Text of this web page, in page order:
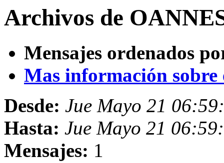
Archivos de
Mensajes ordenados
Mas información sobre
Desde: Jue Mayo 21
Hasta: Jue Mayo 21
Mensajes: 1